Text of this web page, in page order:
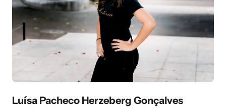
Luísa Pacheco Herzeberg Gonçalves